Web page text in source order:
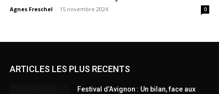
Agnes Freschel - 15 novembre 2024 0
ARTICLES LES PLUS RECENTS
Festival d’Avignon : Un bilan, face aux